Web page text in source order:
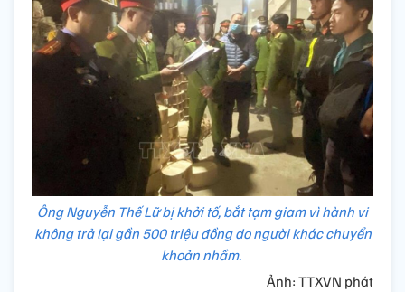
Ông Nguyễn Thế Lữ bị khởi tố, bắt tạm giam vì hành vi
không trả lại gần 500 triệu đồng do người khác chuyển
khoản nhầm.
Ảnh: TTXVN phát